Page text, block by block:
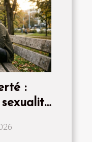
: